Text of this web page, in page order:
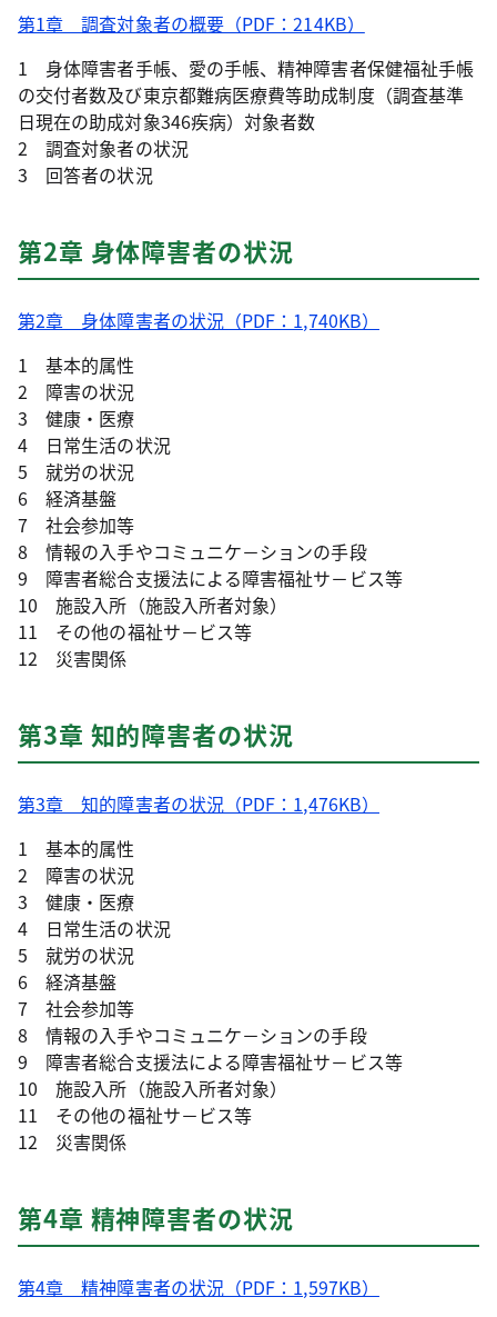
第1章 調査対象者の概要（PDF：214KB）
1 身体障害者手帳、愛の手帳、精神障害者保健福祉手帳
の交付者数及び東京都難病医療費等助成制度（調査基準
日現在の助成対象346疾病）対象者数
2 調査対象者の状況
3 回答者の状況
第2章 身体障害者の状況
第2章 身体障害者の状況（PDF：1,740KB）
1 基本的属性
2 障害の状況
3 健康・医療
4 日常生活の状況
5 就労の状況
6 経済基盤
7 社会参加等
8 情報の入手やコミュニケ－ションの手段
9 障害者総合支援法による障害福祉サ－ビス等
10 施設入所（施設入所者対象）
11 その他の福祉サ－ビス等
12 災害関係
第3章 知的障害者の状況
第3章 知的障害者の状況（PDF：1,476KB）
1 基本的属性
2 障害の状況
3 健康・医療
4 日常生活の状況
5 就労の状況
6 経済基盤
7 社会参加等
8 情報の入手やコミュニケ－ションの手段
9 障害者総合支援法による障害福祉サ－ビス等
10 施設入所（施設入所者対象）
11 その他の福祉サ－ビス等
12 災害関係
第4章 精神障害者の状況
第4章 精神障害者の状況（PDF：1,597KB）